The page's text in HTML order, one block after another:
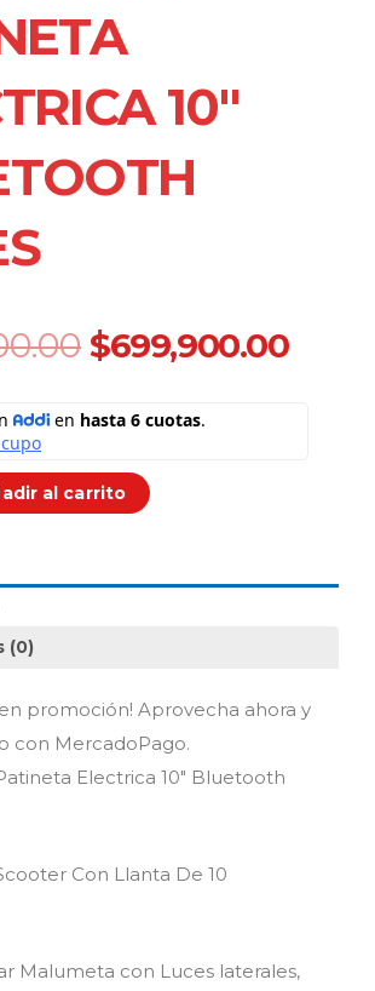
10″
Original
price
$849,900.00.
$699,900.00
al carrito
(0)
promoción! Aprovecha ahora y
con MercadoPago.
Electrica 10″ Bluetooth
Con Llanta De 10
Malumeta con Luces laterales,